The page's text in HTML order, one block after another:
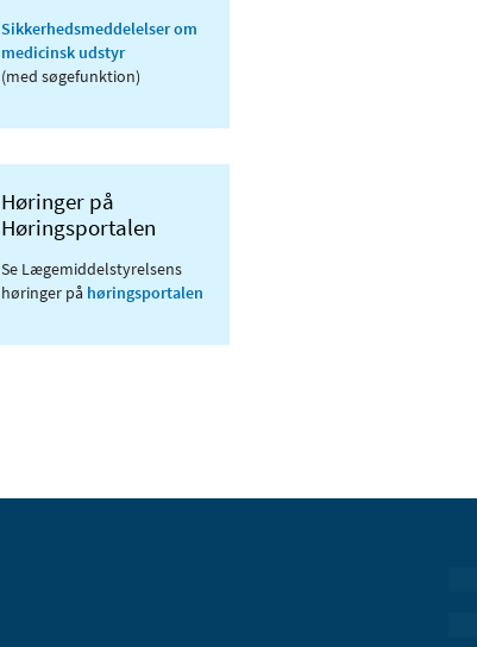
Sikkerhedsmeddelelser om
medicinsk udstyr
(med søgefunktion)
Høringer på
Høringsportalen
Se Lægemiddelstyrelsens
høringer på høringsportalen